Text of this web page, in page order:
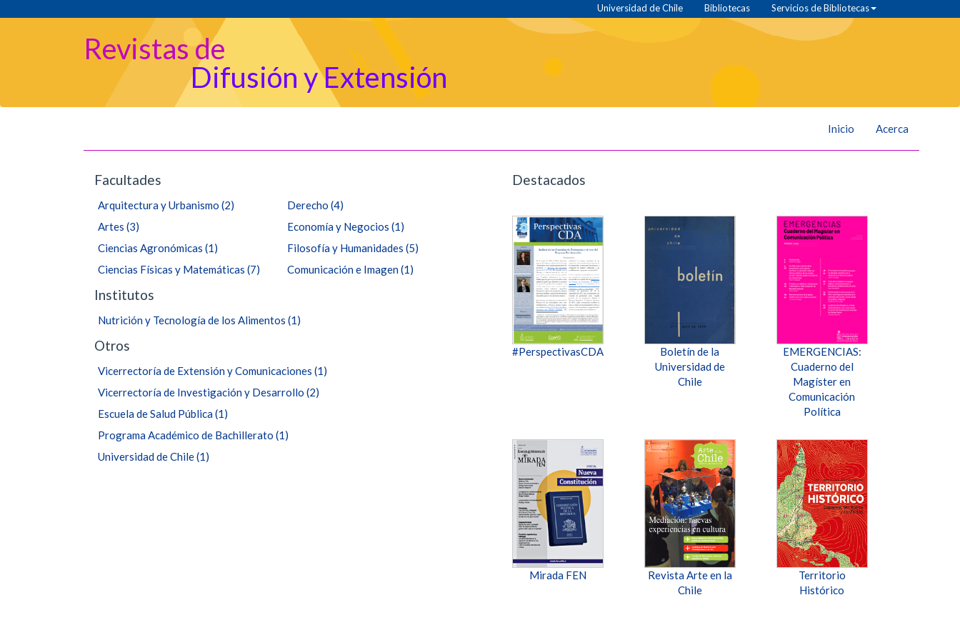
principal
Universidad de Chile Bibliotecas Servicios de Bibliotecas
Revistas de
Difusión y Extensión
Inicio Acerca
Facultades
Arquitectura y Urbanismo (2)
Artes (3)
Ciencias Agronómicas (1)
Ciencias Físicas y Matemáticas (7)
Derecho (4)
Economía y Negocios (1)
Filosofía y Humanidades (5)
Comunicación e Imagen(1)
Institutos
Nutrición y Tecnología de los Alimentos (1)
Otros
Vicerrectoría de Extensión y Comunicaciones (1)
Vicerrectoría de Investigación y Desarrollo (2)
Escuela de Salud Pública(1)
Programa Académico de Bachillerato (1)
Universidad de Chile(1)
Destacados
#PerspectivasCDA
Boletín de la
Universidad de
Chile
EMERGENCIAS:
Cuaderno del
Magíster en
Comunicación
Política
Mirada FEN
Revista Arte en la
Chile
Territorio
Histórico